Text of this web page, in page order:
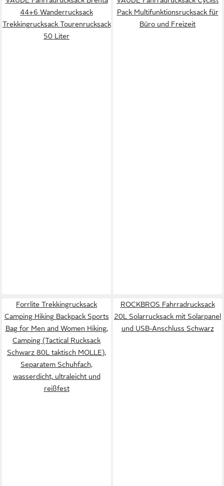
44+6 Wanderrucksack
Trekkingrucksack Tourenrucksack
50 Liter
Pack Multifunktionsrucksack für
Büro und Freizeit
Forrlite Trekkingrucksack
Camping Hiking Backpack Sports
Bag for Men and Women Hiking,
Camping (Tactical Rucksack
Schwarz 80L taktisch MOLLE),
Separatem Schuhfach,
wasserdicht, ultraleicht und
reißfest
ROCKBROS Fahrradrucksack
20L Solarrucksack mit Solarpanel
und USB-Anschluss Schwarz